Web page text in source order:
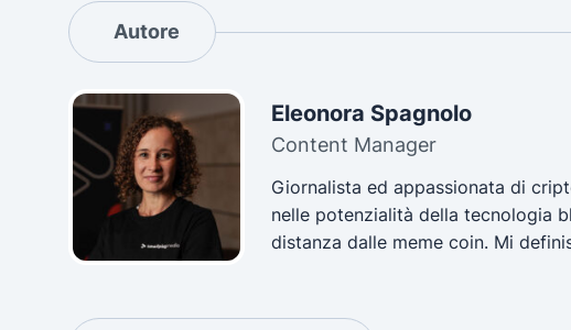
Autore
Eleonora Spagnolo
Content Manager
Giornalista ed appassionata di
nelle potenzialità della tecnologia
distanza dalle meme coin. Mi